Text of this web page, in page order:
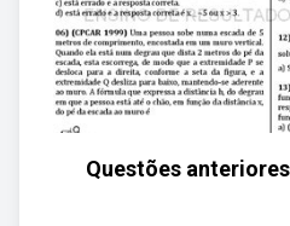
Questões